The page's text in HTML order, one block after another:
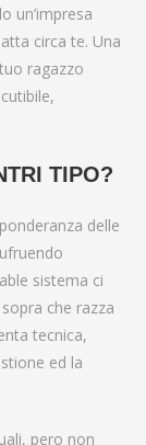
un’impresa
circa te. Una
ragazzo
TIPO?
delle
sistema ci
che razza
tecnica,
ed la
pero non